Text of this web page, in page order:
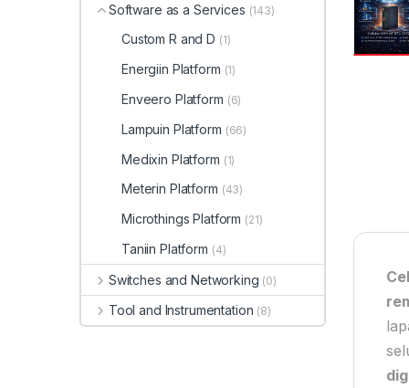
Software as a Services (143)
Custom R and D (1)
Energiin Platform (1)
Enveero Platform (6)
Lampuin Platform (66)
Medixin Platform (1)
Meterin Platform (43)
Microthings Platform (21)
Taniin Platform (4)
Switches and Networking (0)
Tool and Instrumentation (8)